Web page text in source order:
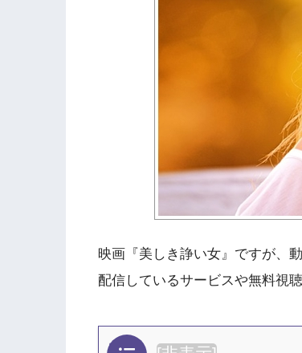
映画『美しき諍い女』ですが、
配信しているサービスや無料視